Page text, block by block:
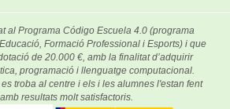
al Programa Código Escuela 4.0 (programa
Formació Professional i Esports) i que
de 20.000 €, amb la finalitat d’adquirir
programació i llenguatge computacional.
troba al centre i els i les alumnes l'estan fent
resultats molt satisfactoris.